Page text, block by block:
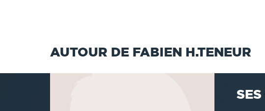
AUTOUR DE FABIEN H.TENEUR